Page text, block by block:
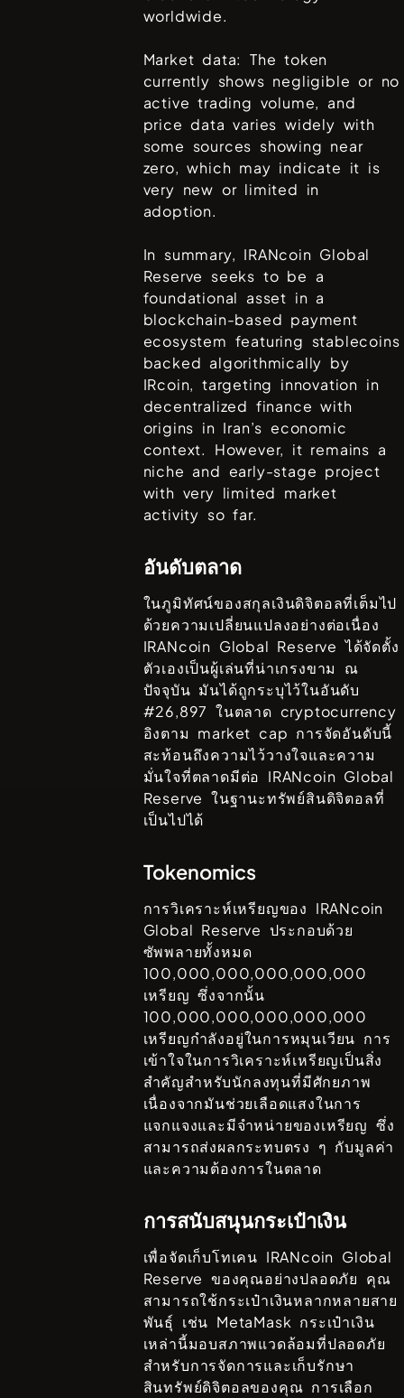
worldwide.
Market data: The token
currently shows negligible or no
active trading volume, and
price data varies widely with
some sources showing near
zero, which may indicate it is
very new or limited in
adoption.
In summary, IRANcoin Global
Reserve seeks to be a
foundational asset in a
blockchain-based payment
ecosystem featuring stablecoins
backed algorithmically by
IRcoin, targeting innovation in
decentralized finance with
origins in Iran’s economic
context. However, it remains a
niche and early-stage project
with very limited market
activity so far.
อันดับตลาด
ในภูมิทัศน์ของสกุลเงินดิจิตอลที่เต็มไป
ด้วยความเปลี่ยนแปลงอย่างต่อเนื่อง
IRANcoin Global Reserve ได้จัดตั้ง
ตัวเองเป็นผู้เล่นที่น่าเกรงขาม ณ
ปัจจุบัน มันได้ถูกระบุไว้ในอันดับ
#26,897 ในตลาด cryptocurrency
อิงตาม market cap การจัดอันดับนี้
สะท้อนถึงความไว้วางใจและความ
มั่นใจที่ตลาดมีต่อ IRANcoin Global
Reserve ในฐานะทรัพย์สินดิจิตอลที่
เป็นไปได้
Tokenomics
การวิเคราะห์เหรียญของ IRANcoin
Global Reserve ประกอบด้วย
ซัพพลายทั้งหมด
100,000,000,000,000,000
เหรียญ ซึ่งจากนั้น
100,000,000,000,000,000
เหรียญกำลังอยู่ในการหมุนเวียน การ
เข้าใจในการวิเคราะห์เหรียญเป็นสิ่ง
สำคัญสำหรับนักลงทุนที่มีศักยภาพ
เนื่องจากมันช่วยเลือดแสงในการ
แจกแจงและมีจำหน่ายของเหรียญ ซึ่ง
สามารถส่งผลกระทบตรง ๆ กับมูลค่า
และความต้องการในตลาด
การสนับสนุนกระเป๋าเงิน
เพื่อจัดเก็บโทเคน IRANcoin Global
Reserve ของคุณอย่างปลอดภัย คุณ
สามารถใช้กระเป๋าเงินหลากหลายสาย
พันธ์ุ เช่น MetaMask กระเป๋าเงิน
เหล่านี้มอบสภาพแวดล้อมที่ปลอดภัย
สำหรับการจัดการและเก็บรักษา
สินทรัพย์ดิจิตอลของคุณ การเลือก